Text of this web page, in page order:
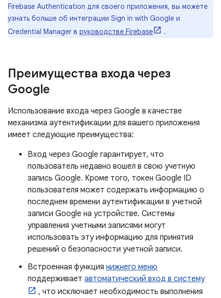
Firebase Authentication для своего приложения, вы можете
узнать больше об интеграции Sign in with Google и
Credential Manager в руководстве Firebase .
Преимущества входа через
Google
Использование входа через Google в качестве
механизма аутентификации для вашего приложения
имеет следующие преимущества:
Вход через Google гарантирует, что
пользователь недавно вошел в свою учетную
запись Google. Кроме того, токен Google ID
пользователя может содержать информацию о
последнем времени аутентификации в учетной
записи Google на устройстве. Системы
управления учетными записями могут
использовать эту информацию для принятия
решений о безопасности учетной записи.
Встроенная функция нижнего меню
поддерживает автоматический вход в систему
, что исключает необходимость выполнения